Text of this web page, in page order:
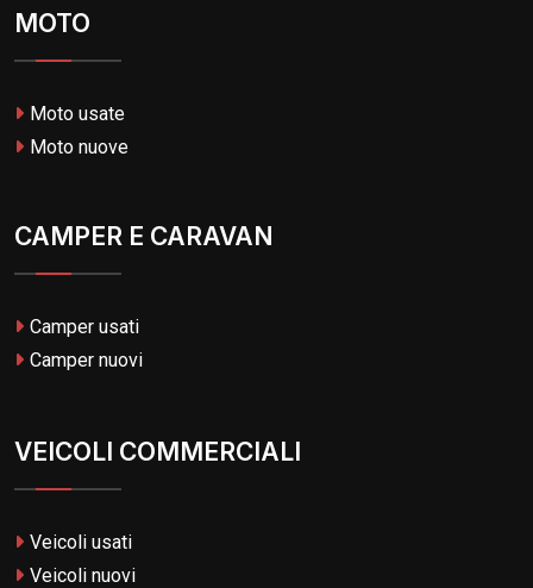
MOTO
Moto usate
Moto nuove
CAMPER E CARAVAN
Camper usati
Camper nuovi
VEICOLI COMMERCIALI
Veicoli usati
Veicoli nuovi